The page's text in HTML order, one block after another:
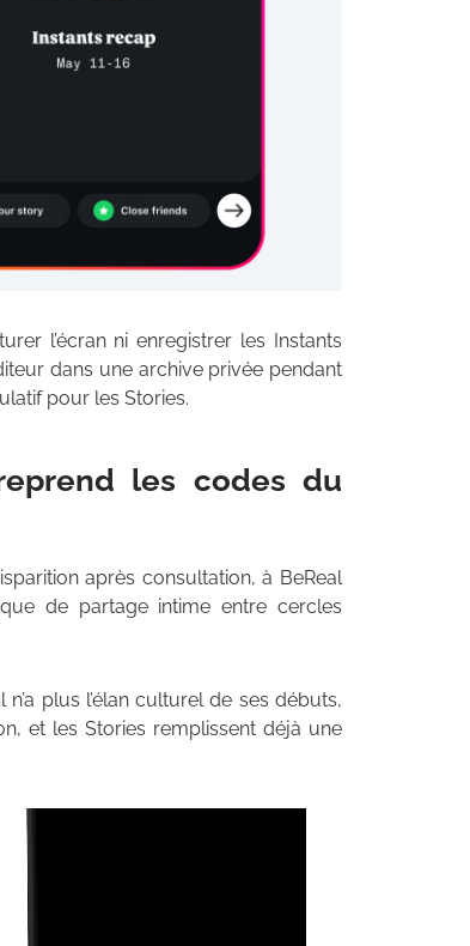
l’écran ni enregistrer les Instants
dans une archive privée pendant
pour les Stories.
les codes du
après consultation, à BeReal
de partage intime entre cercles
plus l’élan culturel de ses débuts,
et les Stories remplissent déjà une